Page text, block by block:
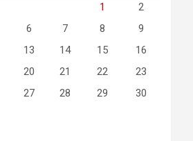
1
2
6 7 8
9
13 14 15
16
20 21 22
23
27 28 29
30